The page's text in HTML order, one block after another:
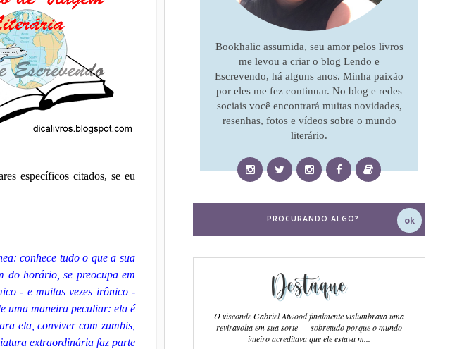
específicos citados, se eu
conhece tudo o que a sua
do horário, se preocupa em
- e muitas vezes irônico -
uma maneira peculiar: ela é
ela, conviver com zumbis,
extraordinária faz parte
Bookhalic assumida, seu amor pelos livros
me levou a criar o blog Lendo e
Escrevendo, há alguns anos. Minha paixão
por eles me fez continuar. No blog e redes
sociais você encontrará muitas novidades,
resenhas, fotos e vídeos sobre o mundo
literário.
Destaque
O visconde Gabriel Atwood finalmente vislumbrava uma
reviravolta em sua sorte ― sobretudo porque o mundo
inteiro acreditava que ele estava m...